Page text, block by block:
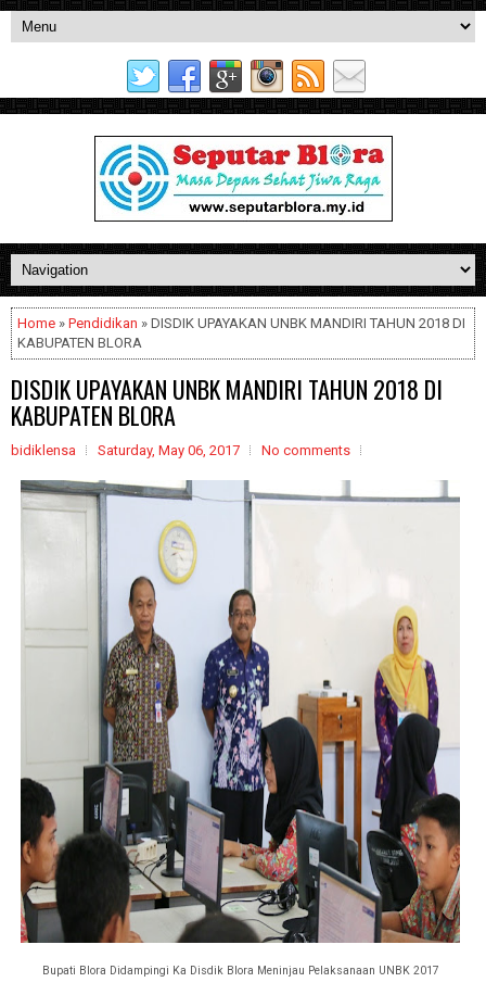
Home » Pendidikan » DISDIK UPAYAKAN UNBK MANDIRI TAHUN 2018 DI
KABUPATEN BLORA
DISDIK UPAYAKAN UNBK MANDIRI TAHUN 2018 DI
KABUPATEN BLORA
bidiklensa Saturday, May 06, 2017 No comments
Bupati Blora Didampingi Ka Disdik Blora Meninjau Pelaksanaan UNBK 2017